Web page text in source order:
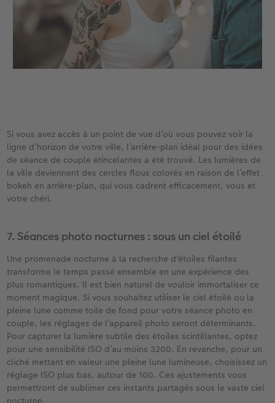
Si vous avez accès à un point de vue d’où vous pouvez voir la
ligne d’horizon de votre ville, l’arrière-plan idéal pour des idées
de séance de couple étincelantes a été trouvé. Les lumières de
la ville deviennent des cercles flous colorés en raison de l’effet
bokeh en arrière-plan, qui vous cadrent efficacement, vous et
votre chéri.​
7. Séances photo nocturnes : sous un ciel étoilé​
Une promenade nocturne à la recherche d'étoiles filantes
transforme le temps passé ensemble en une expérience des
plus romantiques. Il est bien naturel de vouloir immortaliser ce
moment magique. Si vous souhaitez utiliser le ciel étoilé ou la
pleine lune comme toile de fond pour votre séance photo en
couple, les réglages de l’appareil photo seront déterminants.
Pour capturer la lumière subtile des étoiles scintillantes, optez
pour une sensibilité ISO d’au moins 3200. En revanche, pour un
cliché mettant en valeur une pleine lune lumineuse, choisissez un
réglage ISO plus bas, autour de 100. Ces ajustements vous
permettront de sublimer ces instants partagés sous le vaste ciel
nocturne.